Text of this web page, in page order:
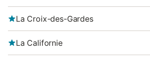
La Croix-des-Gardes
La Californie